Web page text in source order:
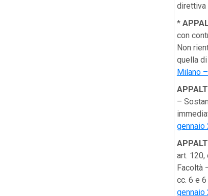
direttiva
*
con
Non
quella
Milano
APPALTI
–
gennaio
APPALTI
art. 120,
Facoltà
cc. 6 e
gennaio